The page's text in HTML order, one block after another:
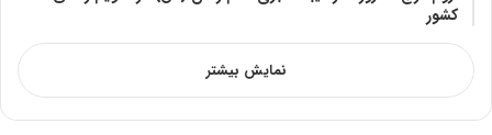
کشور
نمایش بیشتر